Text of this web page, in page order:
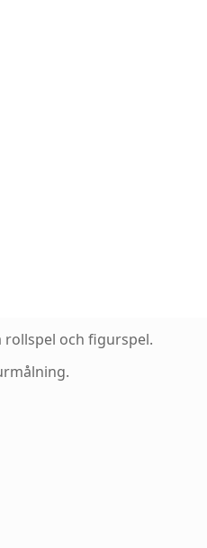
rollspel och figurspel.